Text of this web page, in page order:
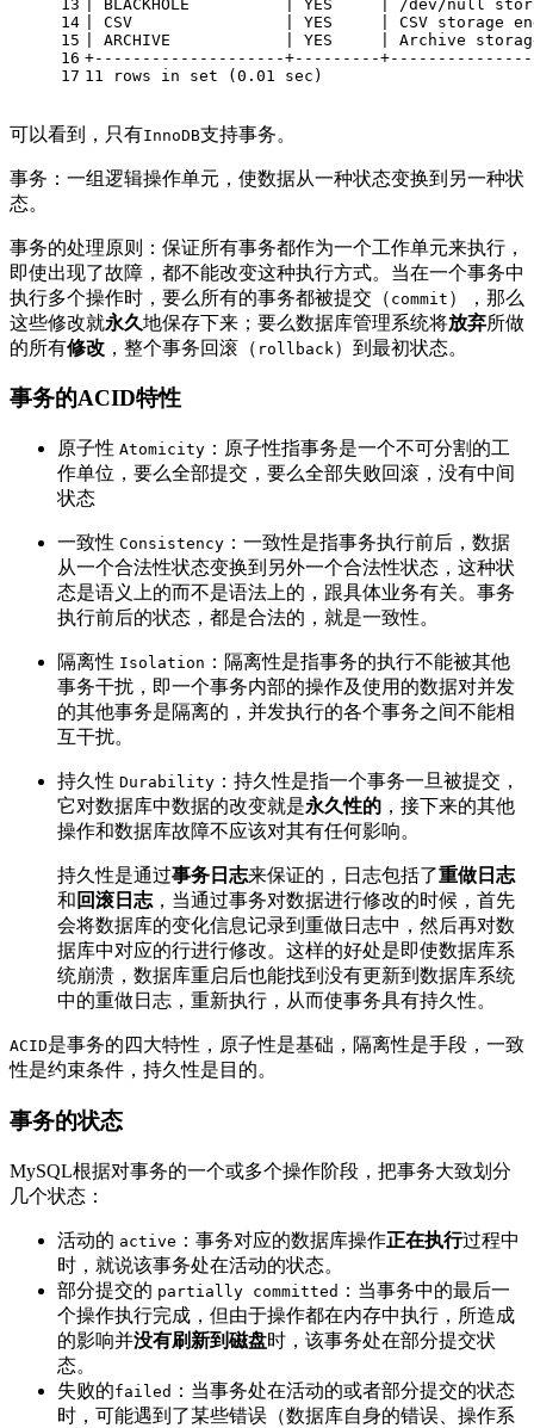
13
14
15
16
17
BLACKHOLE YES /dev /null
CSV YES
ARCHIVE YES
+--------------------+---------
11
rows in set (0.01 sec)
可以看到，只有InnoDB支持事务。
事务：一组逻辑操作单元，使数据从一种状态变换到另一种状
态。
事务的处理原则：保证所有事务都作为一个工作单元来执行，
即使出现了故障，都不能改变这种执行方式。当在一个事务中
执行多个操作时，要么所有的事务都被提交（ commit ），那么
这些修改就永久地保存下来；要么数据库管理系统将放弃所做
的所有修改 ，整个事务回滚（ rollback ）到最初状态。
事务的ACID特性
原子性 Atomicity ：原子性指事务是一个不可分割的工
作单位，要么全部提交，要么全部失败回滚，没有中间
状态
一致性 Consistency ：一致性是指事务执行前后，数据
从一个合法性状态变换到另外一个合法性状态，这种状
态是语义上的而不是语法上的，跟具体业务有关。事务
执行前后的状态，都是合法的，就是一致性。
隔离性 Isolation ：隔离性是指事务的执行不能被其他
事务干扰，即一个事务内部的操作及使用的数据对并发
的其他事务是隔离的，并发执行的各个事务之间不能相
互干扰。
持久性 Durability ：持久性是指一个事务一旦被提交，
它对数据库中数据的改变就是永久性的 ，接下来的其他
操作和数据库故障不应该对其有任何影响。
持久性是通过事务日志来保证的，日志包括了重做日志
和 回滚日志 ，当通过事务对数据进行修改的时候，首先
会将数据库的变化信息记录到重做日志中，然后再对数
据库中对应的行进行修改。这样的好处是即使数据库系
统崩溃，数据库重启后也能找到没有更新到数据库系统
中的重做日志，重新执行，从而使事务具有持久性。
ACID是事务的四大特性，原子性是基础，隔离性是手段，一致
性是约束条件，持久性是目的。
事务的状态
MySQL根据对事务的一个或多个操作阶段，把事务大致划分
几个状态：
活动的 active ：事务对应的数据库操作正在执行过程中
时，就说该事务处在活动的状态。
部分提交的 partially committed ：当事务中的最后一
个操作执行完成，但由于操作都在内存中执行，所造成
的影响并没有刷新到磁盘时，该事务处在部分提交状
态。
失败的failed ：当事务处在活动的或者部分提交的状态
时，可能遇到了某些错误（数据库自身的错误、操作系